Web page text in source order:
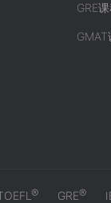
GRE
GMAT
® GRE®